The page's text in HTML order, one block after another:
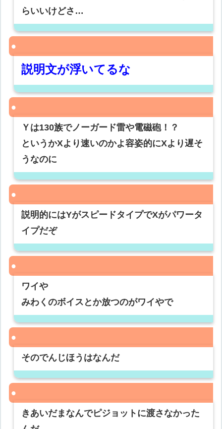
らいいけどさ…
説明文が浮いてるな
Ｙは130族でノーガード雷や電磁砲！？
というかXより速いのかよ容姿的にXより遅そ
うなのに
説明的にはYがスピードタイプでXがパワータ
イプだぞ
ワイや
みわくのボイスとか放つのがワイやで
そのでんじほうはなんだ
きあいだまなんでピジョットに渡さなかった